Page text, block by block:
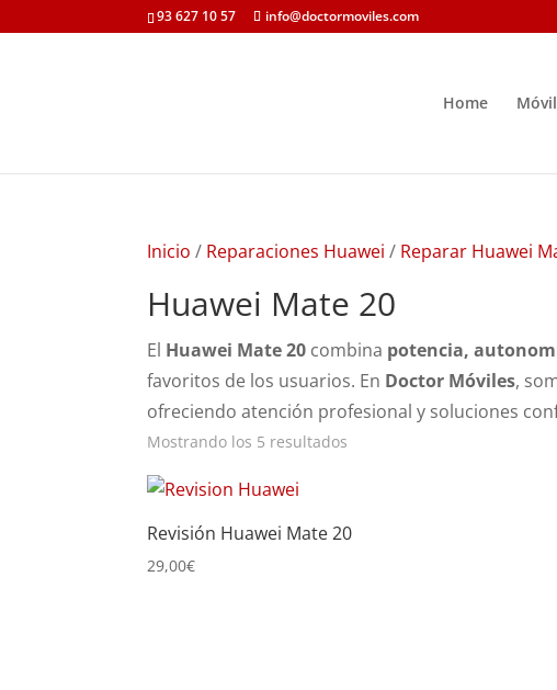
93 627 10 57 info@doctormoviles.com
Home
Inicio / Reparaciones Huawei / Reparar Huawei
Huawei Mate 20
El Huawei Mate 20 combina potencia,
favoritos de los usuarios. En Doctor Móviles,
ofreciendo atención profesional y soluciones
Mostrando los 5 resultados
bajo
Revisión Huawei Mate 20
29,00€